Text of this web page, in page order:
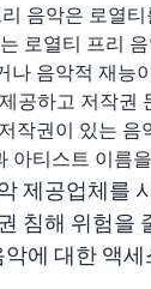
음악은 로열
로열티 프리
나 음악적 재능
공하고 저작권
작권이 있는
아티스트 이름
제공업체를
침해 위험을
에 대한 액